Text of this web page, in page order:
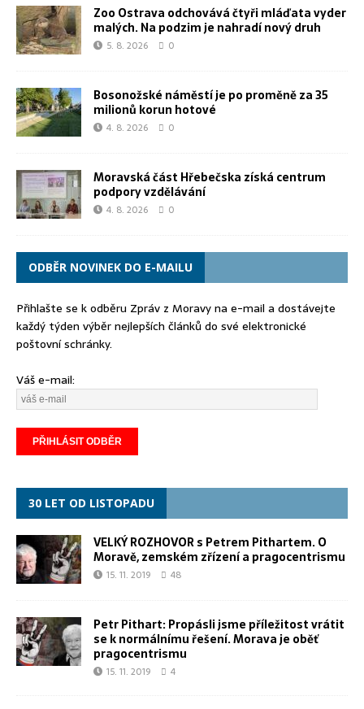
Zoo Ostrava odchovává čtyři mláďata vyder
malých. Na podzim je nahradí nový druh
5. 8. 2026 0
Bosonožské náměstí je po proměně za 35
milionů korun hotové
4. 8. 2026 0
Moravská část Hřebečska získá centrum
podpory vzdělávání
4. 8. 2026 0
ODBĚR NOVINEK DO E-MAILU
Přihlašte se k odběru Zpráv z Moravy na e-mail a dostávejte
každý týden výběr nejlepších článků do své elektronické
poštovní schránky.
Váš e-mail:
30 LET OD LISTOPADU
VELKÝ ROZHOVOR s Petrem Pithartem. O
Moravě, zemském zřízení a pragocentrismu
15. 11. 2019 48
Petr Pithart: Propásli jsme příležitost vrátit
se k normálnímu řešení. Morava je oběť
pragocentrismu
15. 11. 2019 4